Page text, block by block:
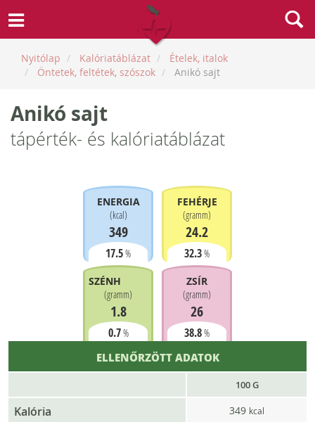
Nyitólap Kalóriatáblázat
Ételek, italok
Öntetek, feltétek, szószok
Anikó sajt
Anikó sajt
tápérték- és kalóriatáblázat
ENERGIA
(kcal)
349
17.5%
FEHÉRJE
(gramm)
24.2
32.3%
SZÉNHIDRÁT
(gramm)
1.8
0.7%
ZSÍR
(gramm)
26
38.8%
ELLENŐRZÖTT ADATOK
100 G
Kalória 349 kcal